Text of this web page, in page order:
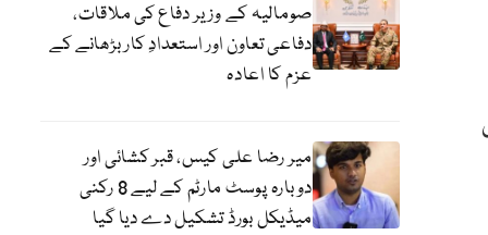
صومالیہ کے وزیر دفاع کی ملاقات،
دفاعی تعاون اور استعدادِ کار بڑھانے کے
عزم کا اعادہ
میر رضا علی کیس، قبر کشائی اور
دوبارہ پوسٹ مارٹم کے لیے 8 رکنی
میڈیکل بورڈ تشکیل دے دیا گیا